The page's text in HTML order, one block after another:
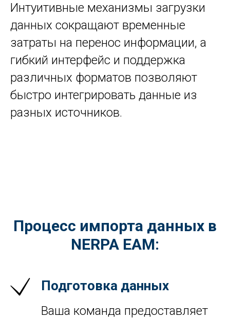
Интуитивные механизмы загрузки
данных сокращают временные
затраты на перенос информации, а
гибкий интерфейс и поддержка
различных форматов позволяют
быстро интегрировать данные из
разных источников.
Процесс импорта данных в
NERPA EAM:
Подготовка данных
Ваша команда предоставляет